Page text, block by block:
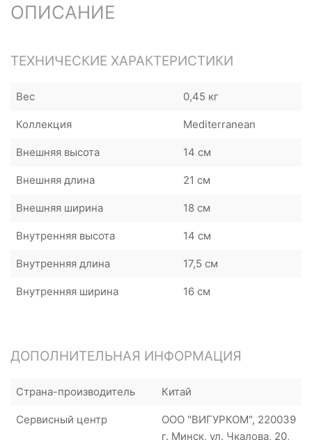
ОПИСАНИЕ
ТЕХНИЧЕСКИЕ ХАРАКТЕРИСТИКИ
Вес 0,45 кг
Коллекция Mediterranean
Внешняя высота 14 см
Внешняя длина 21 см
Внешняя ширина 18 cм
Внутренняя высота 14 см
Внутренняя длина 17,5 см
Внутренняя ширина 16 см
ДОПОЛНИТЕЛЬНАЯ ИНФОРМАЦИЯ
Страна-производитель Китай
Сервисный центр
ООО "ВИГУРКОМ", 220039
г. Минск, ул. Чкалова, 20,